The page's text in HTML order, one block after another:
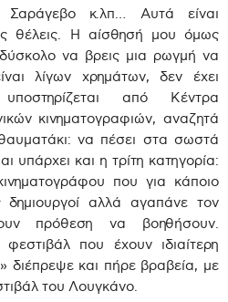
Σαράγεβο κ.λπ… Αυτά είναι
θέλεις. Η αίσθησή μου όμως
δύσκολο να βρεις μια ρωγμή να
λίγων χρημάτων, δεν έχει
από Κέντρα
κινηματογραφιών, αναζητά
να πέσει στα σωστά
υπάρχει και η τρίτη κατηγορία:
που για κάποιο
αλλά αγαπάνε τον
πρόθεση να βοηθήσουν.
που έχουν ιδιαίτερη
διέπρεψε και πήρε βραβεία, με
του Λουγκάνο.